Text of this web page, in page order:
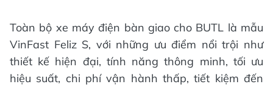
Toàn bộ xe máy điện bàn giao cho BUTL là mẫu
VinFast Feliz S, với những ưu điểm nổi trội như
thiết kế hiện đại, tính năng thông minh, tối ưu
hiệu suất, chi phí vận hành thấp, tiết kiệm đến